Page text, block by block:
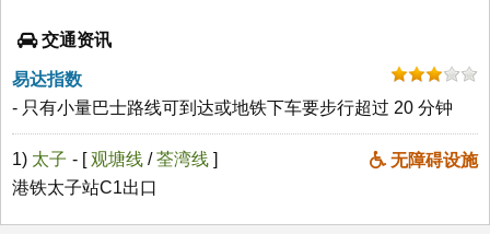
交通资讯
易达指数
- 只有小量巴士路线可到达或地铁下车要步行超过 20 分钟
1) 太子 无障碍设施
- [观塘线 /荃湾线 ]
港铁太子站C1出口